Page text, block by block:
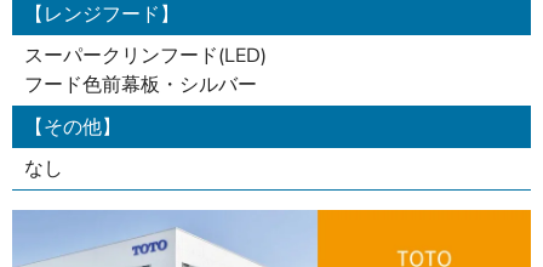
【レンジフード】
スーパークリンフード(LED)
フード色前幕板・シルバー
【その他】
なし